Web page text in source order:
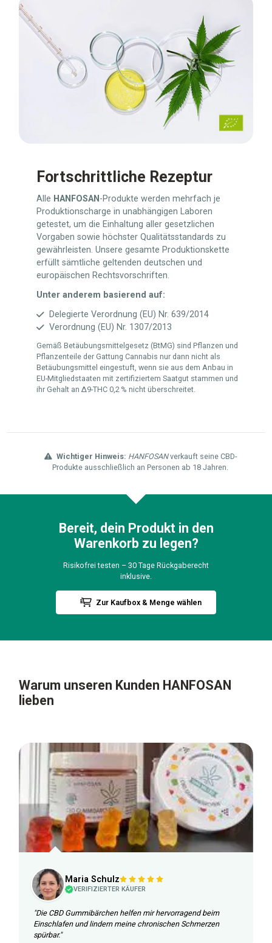
Fortschrittliche Rezeptur
Alle HANFOSAN -Produkte werden mehrfach je
Produktionscharge in unabhängigen Laboren
getestet, um die Einhaltung aller gesetzlichen
Vorgaben sowie höchster Qualitätsstandards zu
gewährleisten. Unsere gesamte Produktionskette
erfüllt sämtliche geltenden deutschen und
europäischen Rechtsvorschriften.
Unter anderem basierend auf:
Delegierte Verordnung (EU) Nr. 639/2014
Verordnung (EU) Nr. 1307/2013
Gemäß Betäubungsmittelgesetz (BtMG) sind Pflanzen und
Pflanzenteile der Gattung Cannabis nur dann nicht als
Betäubungsmittel eingestuft, wenn sie aus dem Anbau in
EU-Mitgliedstaaten mit zertifiziertem Saatgut stammen und
ihr Gehalt an Δ9-THC 0,2 % nicht überschreitet.
Wichtiger Hinweis: HANFOSANverkauft seine CBD-
Produkte ausschließlich an Personen ab 18 Jahren.
Bereit, dein Produkt in den
Warenkorb zu legen?
Risikofrei testen – 30 Tage Rückgaberecht
inklusive.
Zur Kaufbox & Menge wählen
Warum unseren Kunden HANFOSAN
lieben
Maria Schulz
VERIFIZIERTER KÄUFER
"Die CBD Gummibärchen helfen mir hervorragend beim
Einschlafen und lindern meine chronischen Schmerzen
spürbar."